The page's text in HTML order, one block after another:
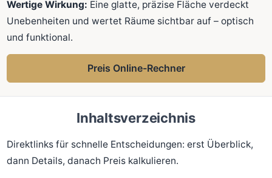
Wertige Wirkung: Eine glatte, präzise Fläche verdeckt
Unebenheiten und wertet Räume sichtbar auf – optisch
und funktional.
Preis Online-Rechner
Inhaltsverzeichnis
Direktlinks für schnelle Entscheidungen: erst Überblick,
dann Details, danach Preis kalkulieren.